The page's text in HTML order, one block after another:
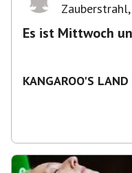
Zauberstrahl,
Es ist Mittwoch
KANGAROO'S